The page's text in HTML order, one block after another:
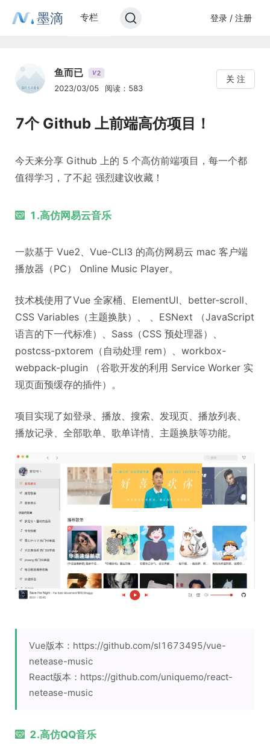
墨滴 专栏 登录 / 注册
鱼而已 V2
2023/03/05 阅读：583
关 注
7个 Github 上前端高仿项目！
今天来分享 Github 上的 5 个高仿前端项目，每一个都
值得学习，了不起 强烈建议收藏！
1.高仿网易云音乐
一款基于 Vue2、Vue-CLI3 的高仿网易云 mac 客户端
播放器（PC） Online Music Player。
技术栈使用了Vue 全家桶、ElementUI、better-scroll、
CSS Variables（主题换肤）、 、ESNext （JavaScript
语言的下一代标准）、Sass（CSS 预处理器）、
postcss-pxtorem（自动处理 rem）、workbox-
webpack-plugin （谷歌开发的利用 Service Worker 实
现页面预缓存的插件）。
项目实现了如登录、播放、搜索、发现页、播放列表、
播放记录、全部歌单、歌单详情、主题换肤等功能。
Vue版本：https://github.com/sl1673495/vue-
netease-music
React版本：https://github.com/uniquemo/react-
netease-music
2.高仿QQ音乐